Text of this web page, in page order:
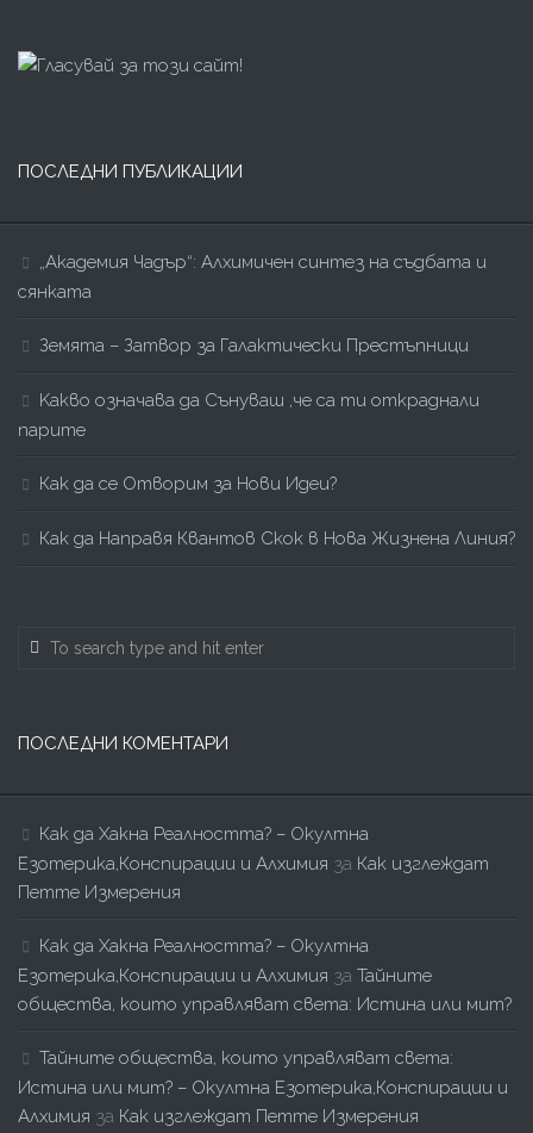
ПОСЛЕДНИ ПУБЛИКАЦИИ
„Академия Чадър“: Алхимичен синтез на съдбата и
сянката
Земята – Затвор за Галактически Престъпници
Kакво означава да Сънуваш ,че са ти откраднали
парите
Как да се Отворим за Нови Идеи?
Как да Направя Квантов Скок в Нова Жизнена Линия?
ПОСЛЕДНИ КОМЕНТАРИ
Как да Хакна Реалността? – Окултна
Езотерика,Конспирации и Алхимия за Как изглеждат
Петте Измерения
Как да Хакна Реалността? – Окултна
Езотерика,Конспирации и Алхимия за Тайните
общества, които управляват света: Истина или мит?
Тайните общества, които управляват света:
Истина или мит? – Окултна Езотерика,Конспирации и
Алхимия за Как изглеждат Петте Измерения